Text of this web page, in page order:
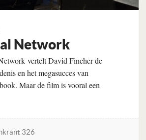
Network
vertelt David Fincher de
en het megasucces van
Maar de film is vooral een
326